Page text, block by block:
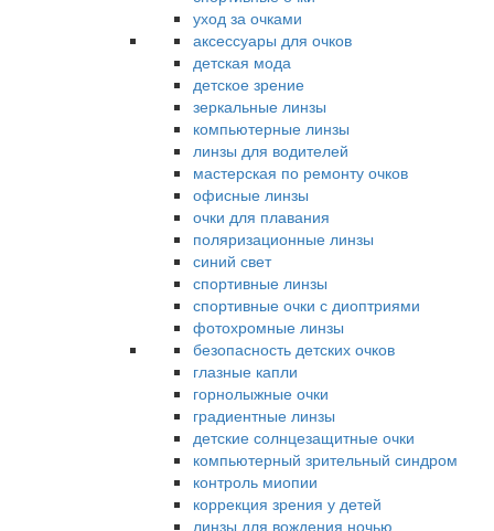
уход за очками
аксессуары для очков
детская мода
детское зрение
зеркальные линзы
компьютерные линзы
линзы для водителей
мастерская по ремонту очков
офисные линзы
очки для плавания
поляризационные линзы
синий свет
спортивные линзы
спортивные очки с диоптриями
фотохромные линзы
безопасность детских очков
глазные капли
горнолыжные очки
градиентные линзы
детские солнцезащитные очки
компьютерный зрительный синдром
контроль миопии
коррекция зрения у детей
линзы для вождения ночью